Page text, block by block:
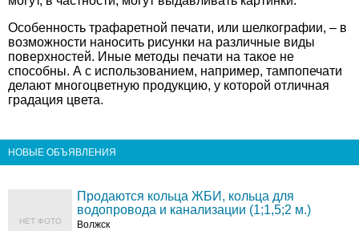
Особенность трафаретной печати, или шелкографии, – в
возможности наносить рисунки на различные виды
поверхностей. Иные методы печати на такое не
способны. А с использованием, например, тампопечати
делают многоцветную продукцию, у которой отличная
градация цвета.
НОВЫЕ ОБЪЯВЛЕНИЯ
НЕТ ФОТО
Продаются кольца ЖБИ, кольца для
водопровода и канализации (1;1,5;2 м.)
Волжск